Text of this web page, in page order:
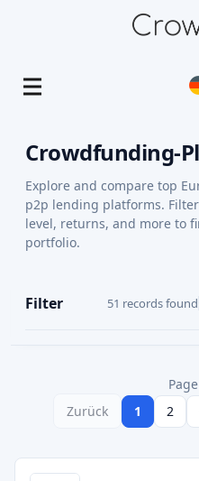
Crowdfunding-
Explore and compare top
p2p lending platforms.
level, returns, and more to
portfolio.
Filter 51 records found
Zurück
1 2